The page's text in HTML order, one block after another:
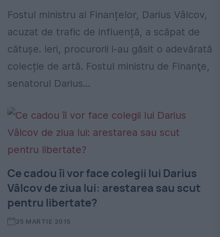
Fostul ministru al Finanțelor, Darius Vâlcov,
acuzat de trafic de influență, a scăpat de
cătușe. Ieri, procurorii i-au găsit o adevărată
colecție de artă. Fostul ministru de Finanţe,
senatorul Darius...
Ce cadou îi vor face colegii lui Darius
Vâlcov de ziua lui: arestarea sau scut
pentru libertate?
25 MARTIE 2015